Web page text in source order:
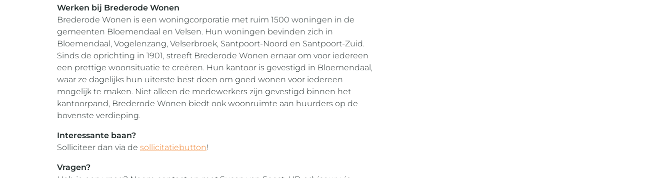
Werken bij Brederode Wonen
Brederode Wonen is een woningcorporatie met ruim 1500 woningen in de
gemeenten Bloemendaal en Velsen. Hun woningen bevinden zich in
Bloemendaal, Vogelenzang, Velserbroek, Santpoort-Noord en Santpoort-Zuid.
Sinds de oprichting in 1901, streeft Brederode Wonen ernaar om voor iedereen
een prettige woonsituatie te creëren. Hun kantoor is gevestigd in Bloemendaal,
waar ze dagelijks hun uiterste best doen om goed wonen voor iedereen
mogelijk te maken. Niet alleen de medewerkers zijn gevestigd binnen het
kantoorpand, Brederode Wonen biedt ook woonruimte aan huurders op de
bovenste verdieping.
Interessante baan?
Solliciteer dan via de sollicitatiebutton!
Vragen?